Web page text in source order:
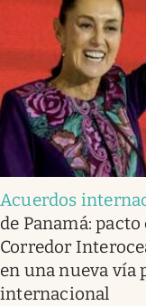
Acuerdos
de Panamá:
Corredor
en una nueva vía
internacional